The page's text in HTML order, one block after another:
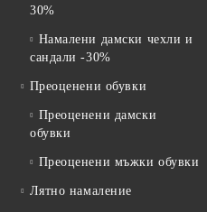
30%
Намалени дамски чехли и
сандали -30%
Преоценени обувки
Преоценени дамски
обувки
Преоценени мъжки обувки
Лятно намаление